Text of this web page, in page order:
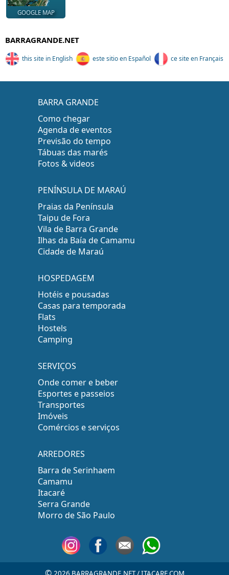
GOOGLE MAP
BARRAGRANDE.NET
this site in English este sitio en Español ce site en Français
BARRA GRANDE
Como chegar
Agenda de eventos
Previsão do tempo
Tábuas das marés
Fotos & videos
PENÍNSULA DE MARAÚ
Praias da Península
Taipu de Fora
Vila de Barra Grande
Ilhas da Baía de Camamu
Cidade de Maraú
HOSPEDAGEM
Hotéis e pousadas
Casas para temporada
Flats
Hostels
Camping
SERVIÇOS
Onde comer e beber
Esportes e passeios
Transportes
Imóveis
Comércios e serviços
ARREDORES
Barra de Serinhaem
Camamu
Itacaré
Serra Grande
Morro de São Paulo